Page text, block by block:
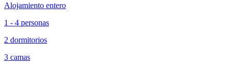
Alojamiento entero
1 - 4 personas
2 dormitorios
3 camas